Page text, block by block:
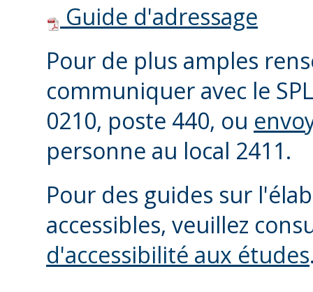
Guide d'adressage
Pour de plus amples
communiquer avec le
0210, poste 440, ou
personne au local 2411.
Pour des guides sur
accessibles, veuillez
d'accessibilité aux études